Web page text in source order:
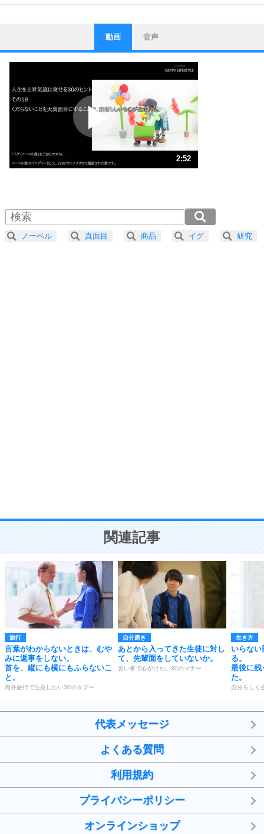
1
ストレス対策
他人と比べない。
いっそのこと、他人を見ない。
いらいらしない人になる30の方法
プラス思考
ポジティブになれない原因は、行動しないから。
ポジティブ思考になる30の方法
人生、なんとかなるもの。
気楽に生きる30の方法
4 器の大きい人は、怒りを優しさで表現する。
ことが大切。
動画 音声
2:52
2.0倍速 （337KB 1分26秒）
2.5倍速 （270KB 1分8秒）
3.0倍速 （225KB 57秒）
ノーベル 真面目 商品 イグ 研究
関連記事
旅行
言葉がわからないときは、むや
みに返事をしない。
首を、縦にも横にもふらないこ
と。
海外旅行で注意したい30のタブー
自分磨き
あとから入ってきた生徒に対し
て、先輩面をしていないか。
習い事で心がけたい30のマナー
生き方
いらない
る。
最後に残
た。
自分らしく
代表メッセージ
よくある質問
利用規約
プライバシーポリシー
オンラインショップ